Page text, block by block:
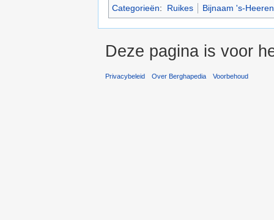
Categorieën: Ruikes Bijnaam 's-
Deze pagina is voor
Privacybeleid Over Berghapedia Voorbehoud